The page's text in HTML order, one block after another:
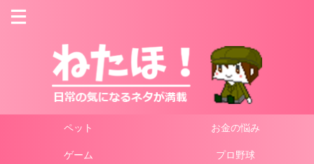
ペット お金の悩み
ゲーム プロ野球